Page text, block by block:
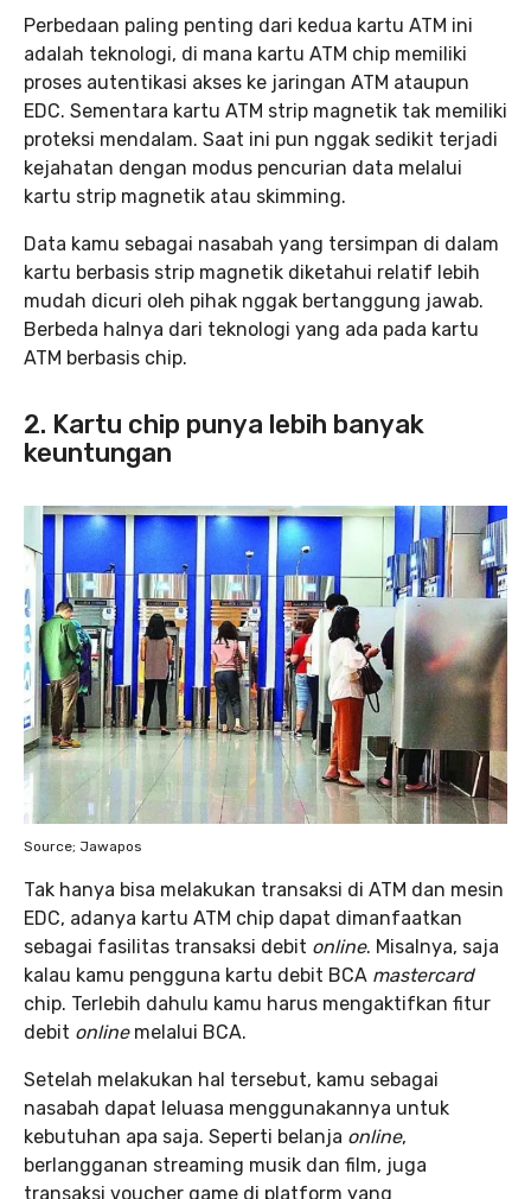
Perbedaan paling penting dari kedua kartu ATM ini
adalah teknologi, di mana kartu ATM chip memiliki
proses autentikasi akses ke jaringan ATM ataupun
EDC. Sementara kartu ATM strip magnetik tak memiliki
proteksi mendalam. Saat ini pun nggak sedikit terjadi
kejahatan dengan modus pencurian data melalui
kartu strip magnetik atau skimming.
Data kamu sebagai nasabah yang tersimpan di dalam
kartu berbasis strip magnetik diketahui relatif lebih
mudah dicuri oleh pihak nggak bertanggung jawab.
Berbeda halnya dari teknologi yang ada pada kartu
ATM berbasis chip.
2. Kartu chip punya lebih banyak
keuntungan
Source; Jawapos
Tak hanya bisa melakukan transaksi di ATM dan mesin
EDC, adanya kartu ATM chip dapat dimanfaatkan
sebagai fasilitas transaksi debit online. Misalnya, saja
kalau kamu pengguna kartu debit BCA mastercard
chip. Terlebih dahulu kamu harus mengaktifkan fitur
debit online melalui BCA.
Setelah melakukan hal tersebut, kamu sebagai
nasabah dapat leluasa menggunakannya untuk
kebutuhan apa saja. Seperti belanja online,
berlangganan streaming musik dan film, juga
transaksi voucher game di platform yang